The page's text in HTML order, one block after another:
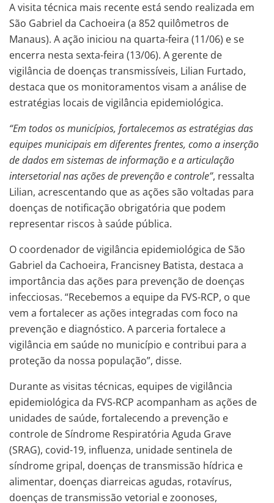
A visita técnica mais recente está sendo realizada em
São Gabriel da Cachoeira (a 852 quilômetros de
Manaus). A ação iniciou na quarta-feira (11/06) e se
encerra nesta sexta-feira (13/06). A gerente de
vigilância de doenças transmissíveis, Lilian Furtado,
destaca que os monitoramentos visam a análise de
estratégias locais de vigilância epidemiológica.
“Em todos os municípios, fortalecemos as estratégias das
equipes municipais em diferentes frentes, como a inserção
de dados em sistemas de informação e a articulação
intersetorial nas ações de prevenção e controle”, ressalta
Lilian, acrescentando que as ações são voltadas para
doenças de notificação obrigatória que podem
representar riscos à saúde pública.
O coordenador de vigilância epidemiológica de São
Gabriel da Cachoeira, Francisney Batista, destaca a
importância das ações para prevenção de doenças
infecciosas. “Recebemos a equipe da FVS-RCP, o que
vem a fortalecer as ações integradas com foco na
prevenção e diagnóstico. A parceria fortalece a
vigilância em saúde no município e contribui para a
proteção da nossa população”, disse.
Durante as visitas técnicas, equipes de vigilância
epidemiológica da FVS-RCP acompanham as ações de
unidades de saúde, fortalecendo a prevenção e
controle de Síndrome Respiratória Aguda Grave
(SRAG), covid-19, influenza, unidade sentinela de
síndrome gripal, doenças de transmissão hídrica e
alimentar, doenças diarreicas agudas, rotavírus,
doenças de transmissão vetorial e zoonoses,